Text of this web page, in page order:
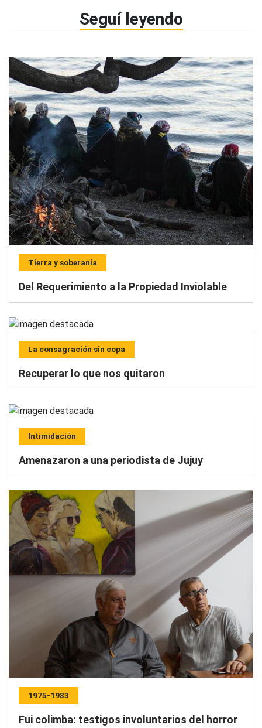
Seguí leyendo
Tierra y soberanía
Del Requerimiento a la Propiedad Inviolable
La consagración sin copa
Recuperar lo que nos quitaron
Intimidación
Amenazaron a una periodista de Jujuy
1975-1983
Fui colimba: testigos involuntarios del horror